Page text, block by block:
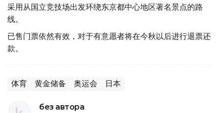
采用从国立竞技场出发环绕东京都中心地区著名景点的路
线。
已售门票依然有效，对于有意愿者将在今秋以后进行退票还
款。
体育 黄金储备 奥运会 日本
без автора